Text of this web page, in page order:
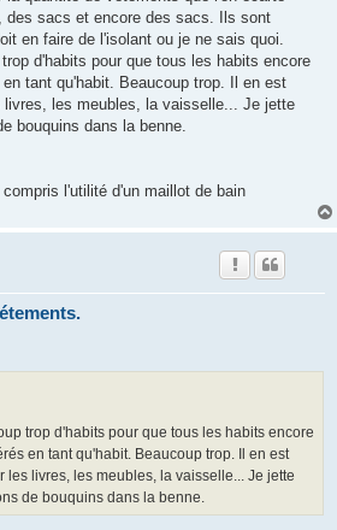
des sacs et encore des sacs. Ils sont
en faire de l'isolant ou je ne sais quoi.
d'habits pour que tous les habits encore
tant qu'habit. Beaucoup trop. Il en est
livres, les meubles, la vaisselle... Je jette
bouquins dans la benne.
l'utilité d'un maillot de bain
trop d'habits pour que tous les habits encore
en tant qu'habit. Beaucoup trop. Il en est
les livres, les meubles, la vaisselle... Je jette
de bouquins dans la benne.